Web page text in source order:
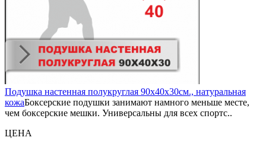
Подушка настенная полукруглая 90х40х30см., натуральная
кожаБоксерские подушки занимают намного меньше месте,
чем боксерские мешки. Универсальны для всех спортс..
ЦЕНА